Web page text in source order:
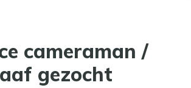
cameraman /
gezocht